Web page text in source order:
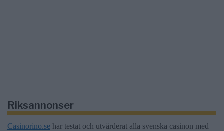
Riksannonser
Casinorino.se har testat och utvärderat alla svenska casinon med